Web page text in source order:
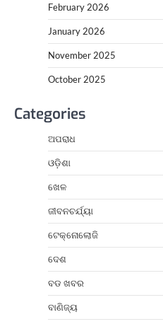
February 2026
January 2026
November 2025
October 2025
Categories
ଅପରାଧ
ଓଡ଼ିଶା
ଖେଳ
ଜୀବନଚର୍ଯ୍ୟା
ଟେକ୍ନୋଲୋଜି
ଦେଶ
ବଡ ଖବର
ବାଣିଜ୍ୟ